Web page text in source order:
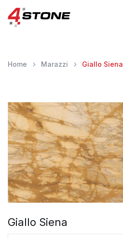
Home Marazzi Giallo Siena
Giallo Siena